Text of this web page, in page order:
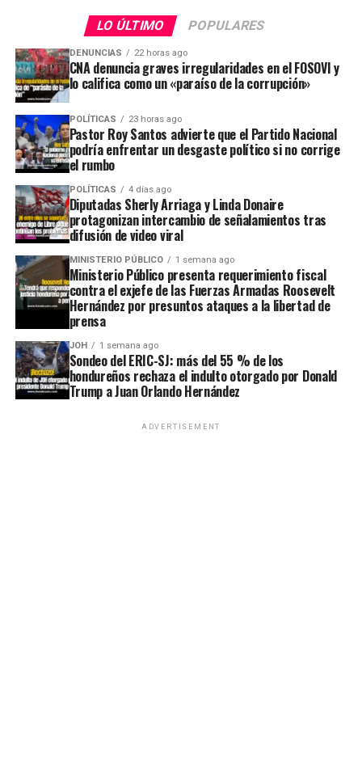
LO ÚLTIMO POPULARES
DENUNCIAS 22 horas ago
CNA denuncia graves irregularidades en el FOSOVI y
lo califica como un «paraíso de la corrupción»
POLÍTICAS 23 horas ago
Pastor Roy Santos advierte que el Partido Nacional
podría enfrentar un desgaste político si no corrige
el rumbo
POLÍTICAS 4 días ago
Diputadas Sherly Arriaga y Linda Donaire
protagonizan intercambio de señalamientos tras
difusión de video viral
MINISTERIO PÚBLICO 1 semana ago
Ministerio Público presenta requerimiento fiscal
contra el exjefe de las Fuerzas Armadas Roosevelt
Hernández por presuntos ataques a la libertad de
prensa
JOH 1 semana ago
Sondeo del ERIC-SJ: más del 55 % de los
hondureños rechaza el indulto otorgado por Donald
Trump a Juan Orlando Hernández
ADVERTISEMENT